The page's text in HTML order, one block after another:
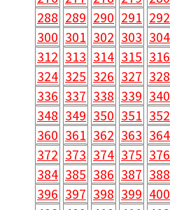
288 289 290 291 292
300 301 302 303 304
312 313 314 315 316
324 325 326 327 328
336 337 338 339 340
348 349 350 351 352
360 361 362 363 364
372 373 374 375 376
384 385 386 387 388
396 397 398 399 400